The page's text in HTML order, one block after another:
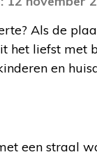
Als de
het liefst met
en
een straal